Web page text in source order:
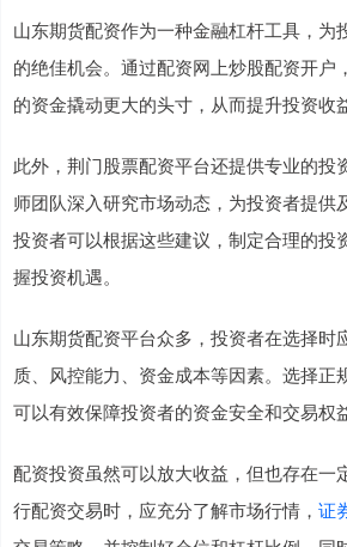
山东期货配资作为一种金融杠杆工具，为
的绝佳机会。通过配资网上炒股配资开户
的资金撬动更大的头寸，从而提升投资收
此外，荆门股票配资平台还提供专业的投
师团队深入研究市场动态，为投资者提供
投资者可以根据这些建议，制定合理的投
握投资机遇。
山东期货配资平台众多，投资者在选择时
质、风控能力、资金成本等因素。选择正
可以有效保障投资者的资金安全和交易权益
配资投资虽然可以放大收益，但也存在一
行配资交易时，应充分了解市场行情， 证